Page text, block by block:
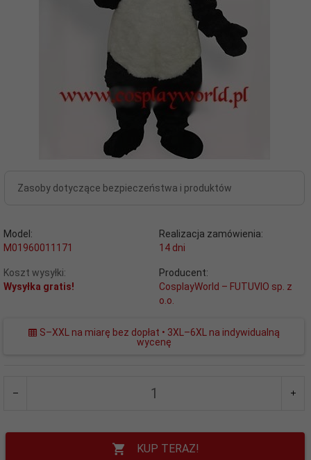
Zasoby dotyczące bezpieczeństwa i produktów
Model:
M01960011171
Realizacja zamówienia:
14 dni
Koszt wysyłki:
Wysyłka gratis!
Producent:
CosplayWorld – FUTUVIO sp. z
o.o.
S–XXL na miarę bez dopłat • 3XL–6XL na indywidualną
wycenę
KUP TERAZ!